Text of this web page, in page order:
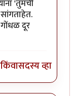
'तुमची
दूर
किंवासदस्य व्हा